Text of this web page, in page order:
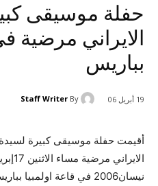
حفلة موسيقى
الايراني مرضية
بباريس
19 أبريل 06 By
Staff Writer
أقيمت حفلة موسيقى كبيرة
الايراني مرضية
نيسان2006 في قاعة